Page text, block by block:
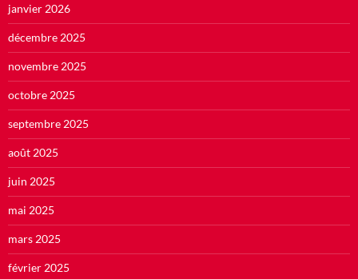
janvier 2026
décembre 2025
novembre 2025
octobre 2025
septembre 2025
août 2025
juin 2025
mai 2025
mars 2025
février 2025